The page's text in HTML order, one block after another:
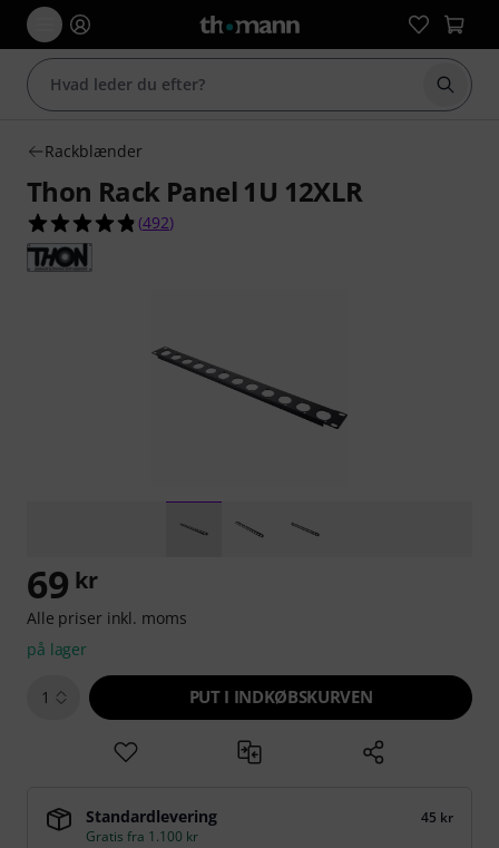
Start
Rackblænder
Thon Rack Panel 1U 12XLR
4.8 ud af 5 stjerner fra 492 kundebedømmelser
(492)
69 kr
Alle priser inkl. moms
på lager
1 PUT I INDKØBSKURVEN
Standardlevering
45 kr
Gratis fra 1.100 kr